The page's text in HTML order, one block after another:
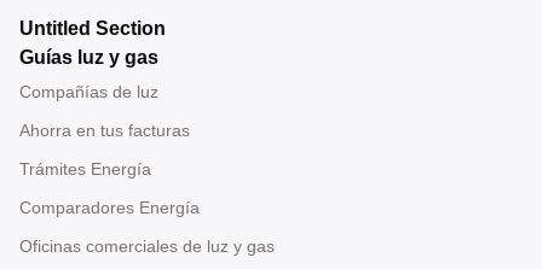
Untitled Section
Guías luz y gas
Compañías de luz
Ahorra en tus facturas
Trámites Energía
Comparadores Energía
Oficinas comerciales de luz y gas